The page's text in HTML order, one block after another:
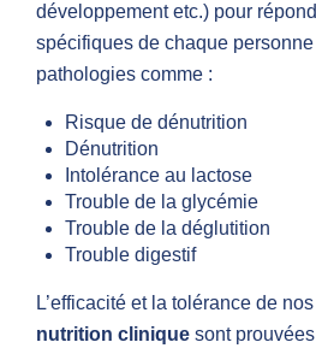
développement etc.) pour
spécifiques de chaque
pathologies comme :
Risque de dénutrition
Dénutrition
Intolérance au lactose
Trouble de la glycémie
Trouble de la déglutition
Trouble digestif
L’efficacité et la tolérance de nos
nutrition clinique sont